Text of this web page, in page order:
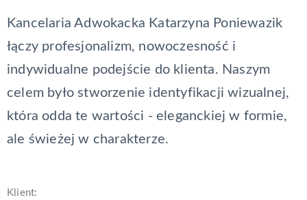
Kancelaria Adwokacka Katarzyna Poniewazik
łączy profesjonalizm, nowoczesność i
indywidualne podejście do klienta. Naszym
celem było stworzenie identyfikacji wizualnej,
która odda te wartości - eleganckiej w formie,
ale świeżej w charakterze.
Klient: